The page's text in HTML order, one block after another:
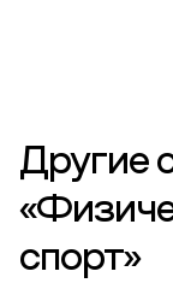
Другие
спорт»